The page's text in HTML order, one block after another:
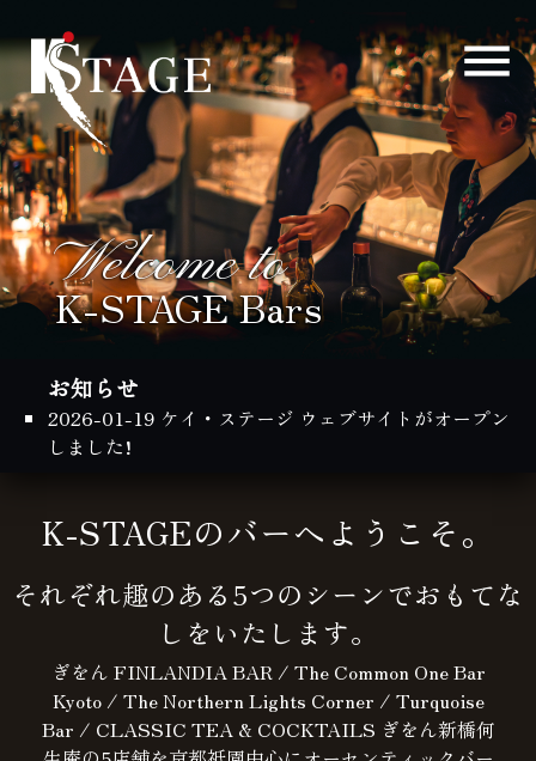
Welcome to
K-STAGE Bars
お知らせ
2026-01-19 ケイ・ステージ ウェブサイトがオープン
しました!
K-STAGEのバーへようこそ。
それぞれ趣のある5つのシーンでおもてな
しをいたします。
ぎをん FINLANDIA BAR / The Common One Bar
Kyoto / The Northern Lights Corner / Turquoise
Bar / CLASSIC TEA & COCKTAILS ぎをん新橋何